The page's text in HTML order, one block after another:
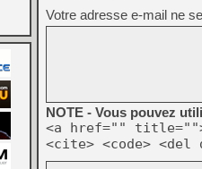
Votre adresse e-mail ne
NOTE - Vous pouvez
<a href=""
<cite> <code> <del